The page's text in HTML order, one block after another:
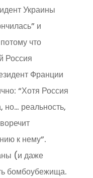
Украины
и
что
Россия
Франции
“Хотя Россия
но… реальность,
к нему”.
(и даже
бомбоубежища.